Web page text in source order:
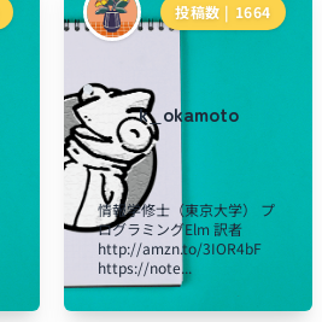
投稿数 | 1664
k_okamoto
情報学修士（東京大学） プ
ログラミングElm 訳者
http://amzn.to/3IOR4bF
https://note...